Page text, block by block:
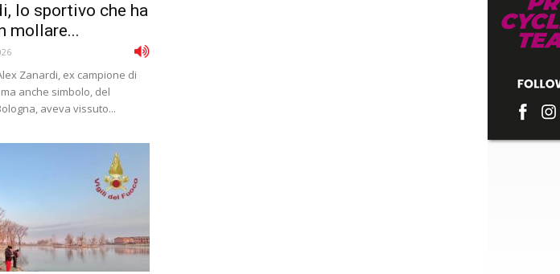
lo sportivo che ha
mollare...
Zanardi, ex campione di
anche simbolo, del
aveva vissuto...